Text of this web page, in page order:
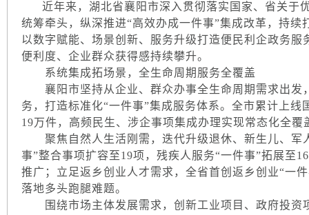
近年来，湖北省襄阳市深入贯彻落实国家、省关于
统筹牵头，纵深推进“高效办成一件事”集成改革，持
以数字赋能、场景创新、服务升级打造便民利企政务
便利度、企业群众获得感持续攀升。
系统集成拓场景，全生命周期服务全覆盖
襄阳市坚持从企业、群众办事全生命周期需求出发
务，打造标准化“一件事”集成服务体系。全市累计上
19万件，高频民生、涉企事项集成办理实现常态化全覆
聚焦自然人生活刚需，迭代升级退休、新生儿、军
事”整合事项扩容至19项，残疾人服务“一件事”拓展至
推广；立足返乡创业人才需求，全省首创返乡创业“一
落地多头跑腿难题。
围绕市场主体发展需求，创新工业项目、政府投资